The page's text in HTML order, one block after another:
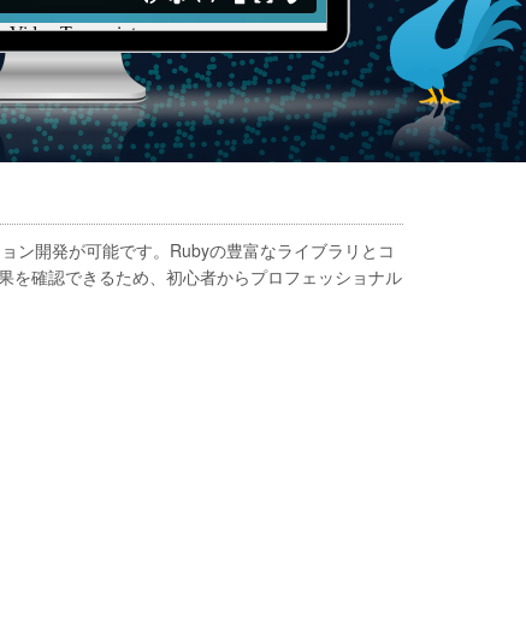
ン開発が可能です。Rubyの豊富なライブラリとコ
を確認できるため、初心者からプロフェッショナル